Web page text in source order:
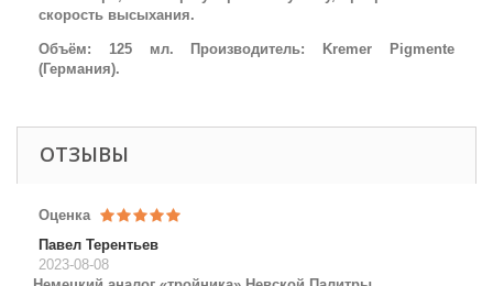
скорость высыхания.
Объём: 125 мл. Производитель: Kremer Pigmente
(Германия).
ОТЗЫВЫ
Оценка
Павел Терентьев
2023-08-08